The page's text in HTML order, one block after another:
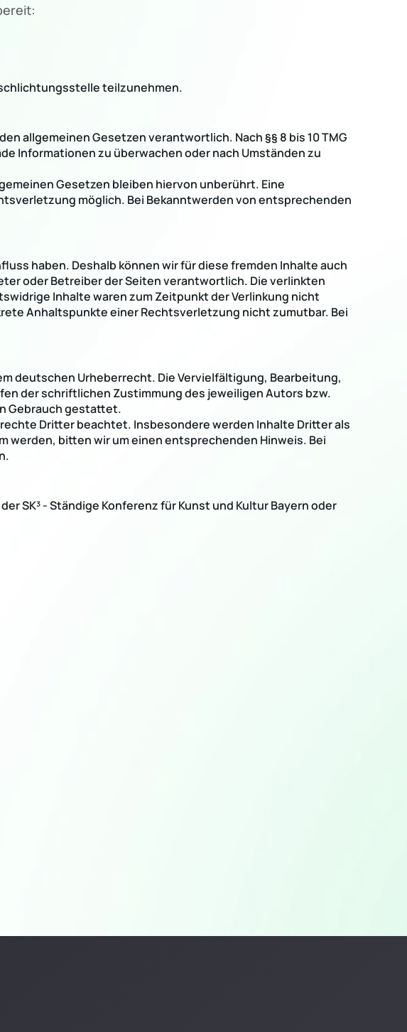
teilzunehmen.
allgemeinen Gesetzen verantwortlich. Nach §§ 8 bis 10 TMG
Informationen zu überwachen oder nach Umständen zu
Gesetzen bleiben hiervon unberührt. Eine
möglich. Bei Bekanntwerden von entsprechenden
haben. Deshalb können wir für diese fremden Inhalte auch
oder Betreiber der Seiten verantwortlich. Die verlinkten
Inhalte waren zum Zeitpunkt der Verlinkung nicht
Anhaltspunkte einer Rechtsverletzung nicht zumutbar. Bei
deutschen Urheberrecht. Die Vervielfältigung, Bearbeitung,
der schriftlichen Zustimmung des jeweiligen Autors bzw.
Gebrauch gestattet.
Dritter beachtet. Insbesondere werden Inhalte Dritter als
bitten wir um einen entsprechenden Hinweis. Bei
SK³ - Ständige Konferenz für Kunst und Kultur Bayern oder